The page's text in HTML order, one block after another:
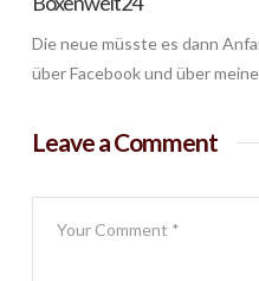
Die neue müsste es dann
über Facebook und über
Leave a Comment